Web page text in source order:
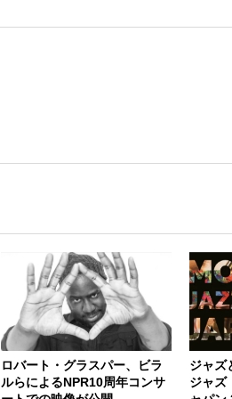
ロバート・グラスパー、ビラ
ルらによるNPR10周年コンサ
ジャズ
ジャズ